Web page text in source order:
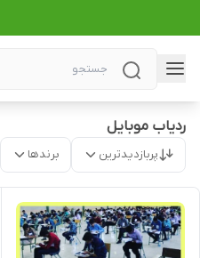
ردیاب موبایل
پربازدیدترین برندها